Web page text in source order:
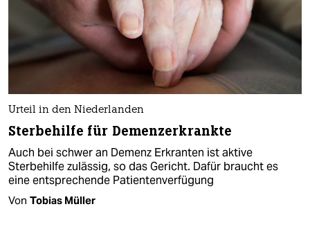
Urteil in den Niederlanden
Sterbehilfe für Demenzerkrankte
Auch bei schwer an Demenz Erkranten ist aktive
Sterbehilfe zulässig, so das Gericht. Dafür braucht es
eine entsprechende Patientenverfügung
Von Tobias Müller